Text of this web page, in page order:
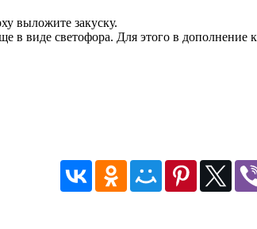
выложите закуску.
в виде светофора. Для этого в